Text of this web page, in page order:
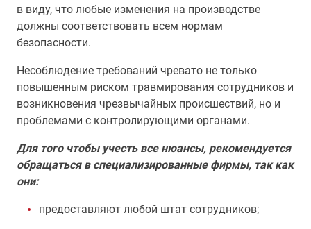
в виду, что любые изменения на производстве
должны соответствовать всем нормам
безопасности.
Несоблюдение требований чревато не только
повышенным риском травмирования сотрудников и
возникновения чрезвычайных происшествий, но и
проблемами с контролирующими органами.
Для того чтобы учесть все нюансы, рекомендуется
обращаться в специализированные фирмы, так как
они:
предоставляют любой штат сотрудников;